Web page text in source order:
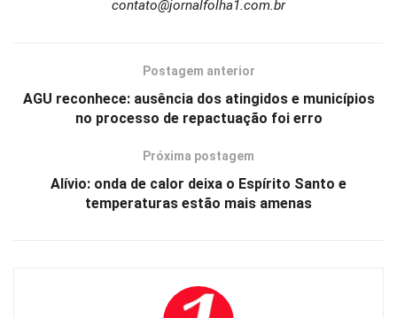
contato@jornalfolha1.com.br
Postagem anterior
AGU reconhece: ausência dos atingidos e municípios
no processo de repactuação foi erro
Próxima postagem
Alívio: onda de calor deixa o Espírito Santo e
temperaturas estão mais amenas